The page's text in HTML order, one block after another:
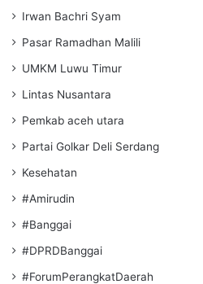
Irwan Bachri Syam
Pasar Ramadhan Malili
UMKM Luwu Timur
Lintas Nusantara
Pemkab aceh utara
Partai Golkar Deli Serdang
Kesehatan
#Amirudin
#Banggai
#DPRDBanggai
#ForumPerangkatDaerah